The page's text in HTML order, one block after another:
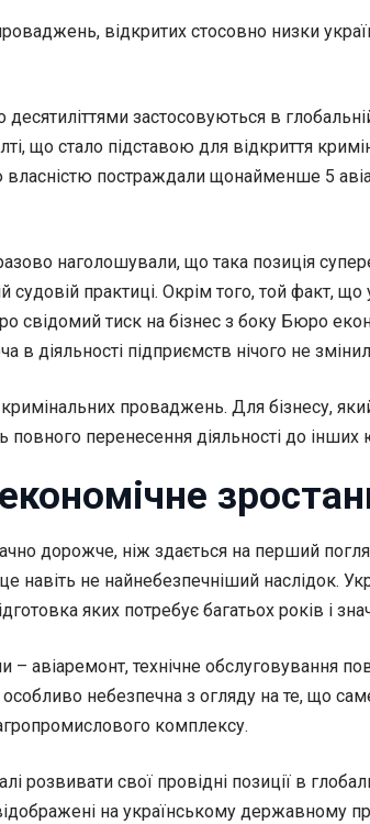
відкритих стосовно низки
застосовуються в
що стало підставою для відкриття
постраждали щонайменше 5
наголошували, що така позиція
практиці. Окрім того, той факт, що
тиск на бізнес з боку Бюро
діяльності підприємств нічого не
проваджень. Для бізнесу,
перенесення діяльності до інших
дорожче, ніж здається на перший
не найнебезпечніший наслідок.
яких потребує багатьох років і
технічне обслуговування
небезпечна з огляду на те, що
комплексу.
розвивати свої провідні позиції в
на українському державному